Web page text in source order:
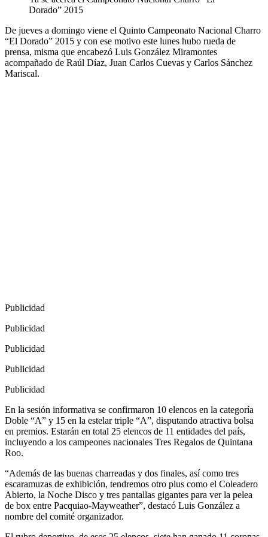
Dorado” 2015
De jueves a domingo viene el Quinto Campeonato Nacional Charro
“El Dorado” 2015 y con ese motivo este lunes hubo rueda de
prensa, misma que encabezó Luis González Miramontes
acompañado de Raúl Díaz, Juan Carlos Cuevas y Carlos Sánchez
Mariscal.
Publicidad
Publicidad
Publicidad
Publicidad
Publicidad
En la sesión informativa se confirmaron 10 elencos en la categoría
Doble “A” y 15 en la estelar triple “A”, disputando atractiva bolsa
en premios. Estarán en total 25 elencos de 11 entidades del país,
incluyendo a los campeones nacionales Tres Regalos de Quintana
Roo.
“Además de las buenas charreadas y dos finales, así como tres
escaramuzas de exhibición, tendremos otro plus como el Coleadero
Abierto, la Noche Disco y tres pantallas gigantes para ver la pelea
de box entre Pacquiao-Mayweather”, destacó Luis González a
nombre del comité organizador.